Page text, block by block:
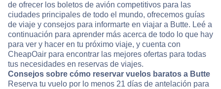
de ofrecer los boletos de avión competitivos para las
ciudades principales de todo el mundo, ofrecemos guías
de viaje y consejos para informarte en viajar a Butte. Leé a
continuación para aprender más acerca de todo lo que hay
para ver y hacer en tu próximo viaje, y cuenta con
CheapOair para encontrar las mejores ofertas para todas
tus necesidades en reservas de viajes.
Consejos sobre cómo reservar vuelos baratos a Butte
Reserva tu vuelo por lo menos 21 días de antelación para